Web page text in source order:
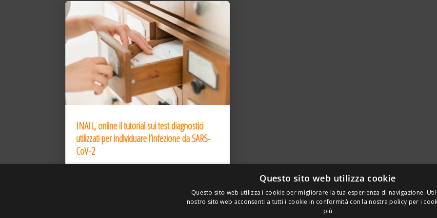
INAIL, online il tutorial sui test diagnostici
utilizzati per individuare l’infezione da SARS-
CoV-2
31 Dic 2020
Questo sito web utilizza cookie
Questo sito web utilizza i cookie per migliorare la tua esperienza di navigazione.
nostro sito web acconsenti a tutti i cookie in conformità con la nostra policy per i
più